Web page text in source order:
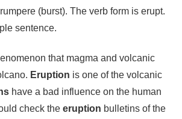
(burst). The verb form is erupt.
sentence.
that magma and volcanic
Eruption is one of the volcanic
have a bad influence on the human
check the eruption bulletins of the